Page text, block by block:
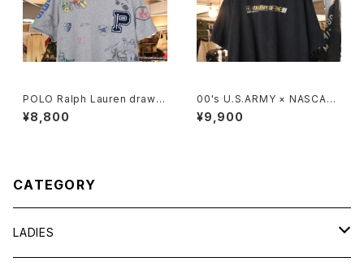
POLO Ralph Lauren drawin
g printed Tee w/ patch
¥8,800
00's U.S.ARMY × NASCAR
embroidered logo black c
otton Tee
¥9,900
CATEGORY
LADIES